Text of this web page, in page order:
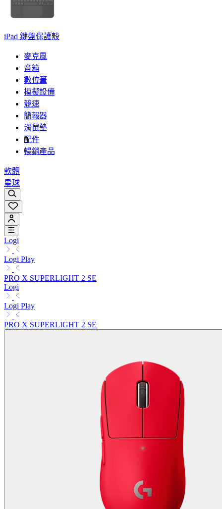
iPad 鍵盤保護殼
麥克風
音箱
數位筆
模擬設備
競速
簡報器
滑鼠墊
配件
暢銷產品
軟體
星球
Logi
Logi Play
PRO X SUPERLIGHT 2 SE
Logi
Logi Play
PRO X SUPERLIGHT 2 SE